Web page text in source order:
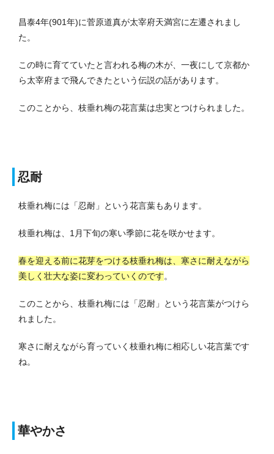
昌泰4年(901年)に菅原道真が太宰府天満宮に左遷されまし
た。
この時に育てていたと言われる梅の木が、一夜にして京都か
ら太宰府まで飛んできたという伝説の話があります。
このことから、枝垂れ梅の花言葉は忠実とつけられました。
忍耐
枝垂れ梅には「忍耐」という花言葉もあります。
枝垂れ梅は、1月下旬の寒い季節に花を咲かせます。
春を迎える前に花芽をつける枝垂れ梅は、寒さに耐えながら
美しく壮大な姿に変わっていくのです。
このことから、枝垂れ梅には「忍耐」という花言葉がつけら
れました。
寒さに耐えながら育っていく枝垂れ梅に相応しい花言葉です
ね。
華やかさ